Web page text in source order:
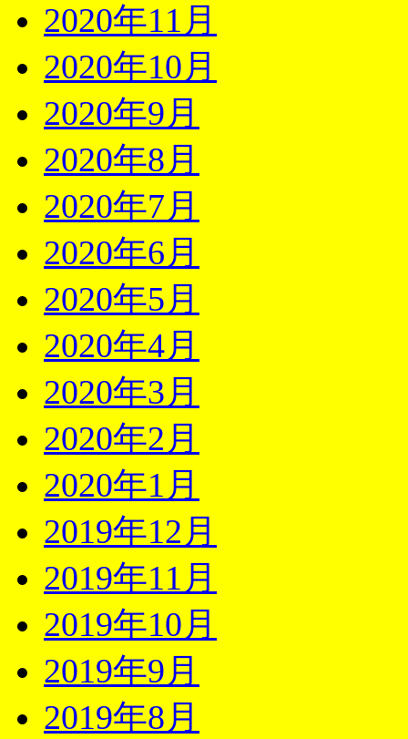
2020年11月
2020年10月
2020年9月
2020年8月
2020年7月
2020年6月
2020年5月
2020年4月
2020年3月
2020年2月
2020年1月
2019年12月
2019年11月
2019年10月
2019年9月
2019年8月